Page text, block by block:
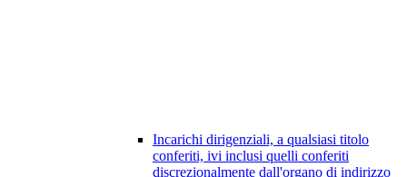
Incarichi dirigenziali, a qualsiasi titolo
conferiti, ivi inclusi quelli conferiti
discrezionalmente dall'organo di indirizzo